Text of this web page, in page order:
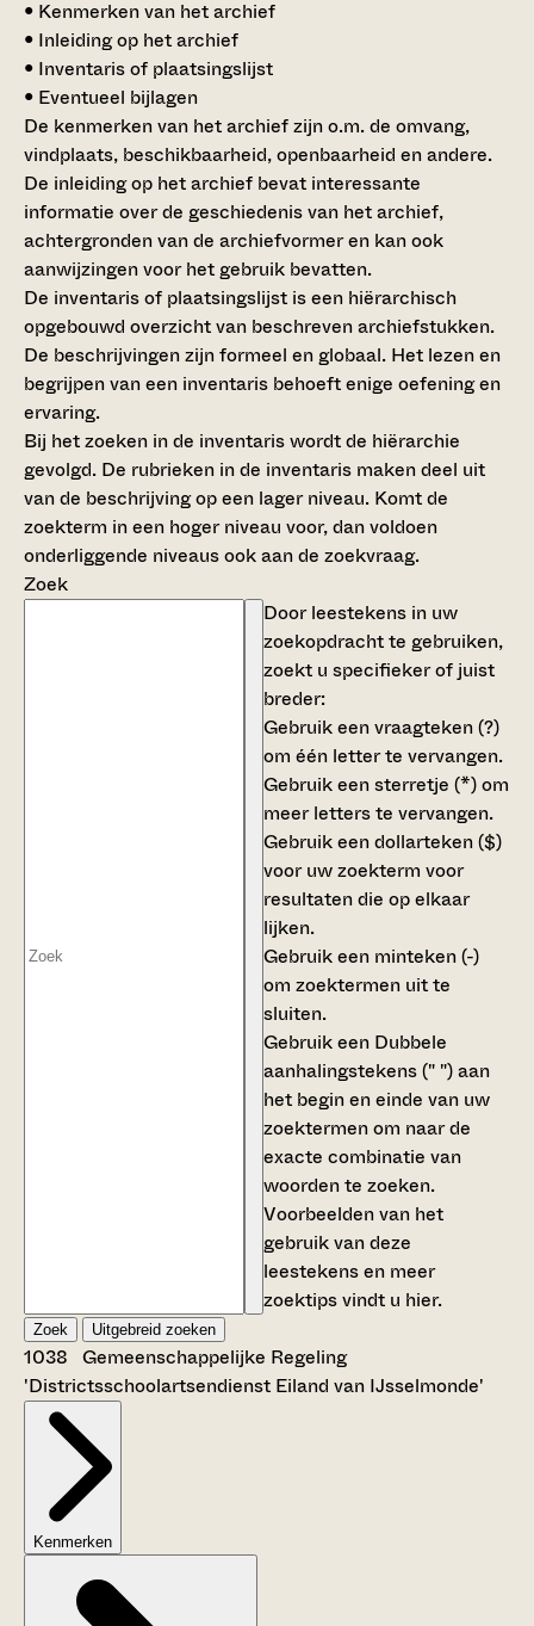
• Kenmerken van het archief
• Inleiding op het archief
• Inventaris of plaatsingslijst
• Eventueel bijlagen
De kenmerken van het archief zijn o.m. de omvang,
vindplaats, beschikbaarheid, openbaarheid en andere.
De inleiding op het archief bevat interessante
informatie over de geschiedenis van het archief,
achtergronden van de archiefvormer en kan ook
aanwijzingen voor het gebruik bevatten.
De inventaris of plaatsingslijst is een hiërarchisch
opgebouwd overzicht van beschreven archiefstukken.
De beschrijvingen zijn formeel en globaal. Het lezen en
begrijpen van een inventaris behoeft enige oefening en
ervaring.
Bij het zoeken in de inventaris wordt de hiërarchie
gevolgd. De rubrieken in de inventaris maken deel uit
van de beschrijving op een lager niveau. Komt de
zoekterm in een hoger niveau voor, dan voldoen
onderliggende niveaus ook aan de zoekvraag.
Zoek
Door leestekens in uw
zoekopdracht te gebruiken,
zoekt u specifieker of juist
breder:
Gebruik eenvraagteken (?)
om één letter te vervangen.
Gebruik eensterretje (*)om
meer letters te vervangen.
Gebruik eendollarteken ($)
voor uw zoekterm voor
resultaten die op elkaar
lijken.
Gebruik een minteken (-)
om zoektermen uit te
sluiten.
Gebruik een Dubbele
aanhalingstekens (" ")aan
het begin en einde van uw
zoektermen om naar de
exacte combinatie van
woorden te zoeken.
Voorbeelden van het
gebruik van deze
leestekens en meer
zoektips vindt u hier.
Zoek Uitgebreid zoeken
1038 Gemeenschappelijke Regeling
'Districtsschoolartsendienst Eiland van IJsselmonde'
Kenmerken